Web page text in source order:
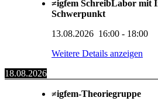
≠igfem SchreibLabor mit
Schwerpunkt
13.08.2026 16:00 - 18:00
Weitere Details anzeigen
18.08.2026
≠igfem-Theoriegruppe